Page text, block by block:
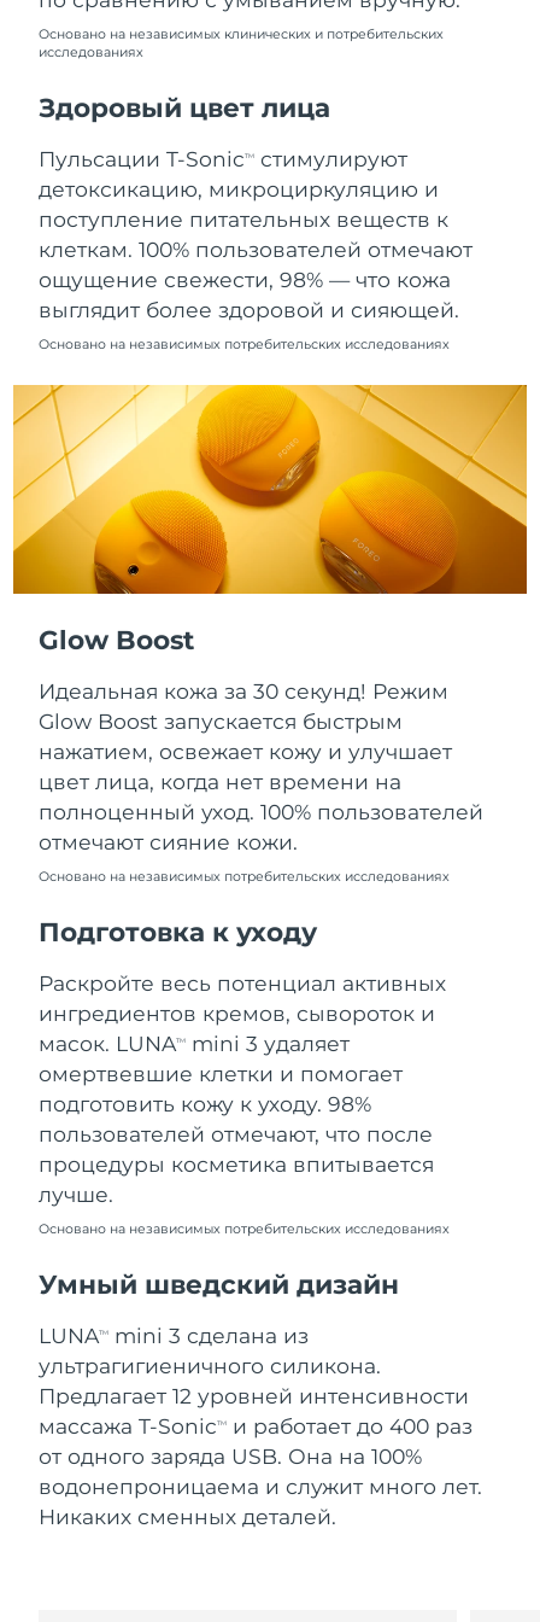
Основано на независимых клинических и потребительских
исследованиях
Здоровый цвет лица
Пульсации T-SonicTM
стимулируют
детоксикацию, микроциркуляцию и
поступление питательных веществ к
клеткам. 100% пользователей отмечают
ощущение свежести, 98% — что кожа
выглядит более здоровой и сияющей.
Основано на независимых потребительских исследованиях
Glow Boost
Идеальная кожа за 30 секунд! Режим
Glow Boost запускается быстрым
нажатием, освежает кожу и улучшает
цвет лица, когда нет времени на
полноценный уход. 100% пользователей
отмечают сияние кожи.
Основано на независимых потребительских исследованиях
Подготовка к уходу
Раскройте весь потенциал активных
ингредиентов кремов, сывороток и
масок. LUNATM
mini 3 удаляет
омертвевшие клетки и помогает
подготовить кожу к уходу. 98%
пользователей отмечают, что после
процедуры косметика впитывается
лучше.
Основано на независимых потребительских исследованиях
Умный шведский дизайн
LUNATM
mini 3 сделана из
ультрагигиеничного силикона.
Предлагает 12 уровней интенсивности
массажа T-SonicTM
и работает до 400 раз
от одного заряда USB. Она на 100%
водонепроницаема и служит много лет.
Никаких сменных деталей.
8/10/26
Норвегия
Ожидаемая дата доставки
Оман
Ожидаемая дата доставки
Ожидаемая дата доставки
Польша
Ожидаемая дата доставки
8/10/26
Португалия
Ожидаемая дата доставки
8/9/26
Пуэрто-Рико
Ожидаемая дата доставки
Катар
Реюньон
Ожидаемая дата доставки
Румыния
Ожидаемая дата доставки
8/9/26
Россия
Ожидаемая дата доставки
8/17/26
Саудовская Аравия
Ожидаемая дата доставки
Сингапур
Ожидаемая дата доставки
Словакия
Ожидаемая дата доставки
Словения
Ожидаемая дата доставки
Южно-Африканская
Ожидаемая дата доставки
Испания
Ожидаемая дата доставки
8/9/26
Швеция
Ожидаемая дата доставки
Швейцария
Ожидаемая дата доставки